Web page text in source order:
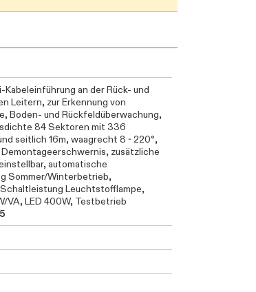
an der Rück- und
Leitern, zur Erkennung von
Boden- und Rückfeldüberwachung,
84 Sektoren mit 336
seitlich 16m, waagrecht 8 - 220°,
zusätzliche
automatische
Sommer/Winterbetrieb,
Leuchtstofflampe,
VA, LED 400W, Testbetrieb